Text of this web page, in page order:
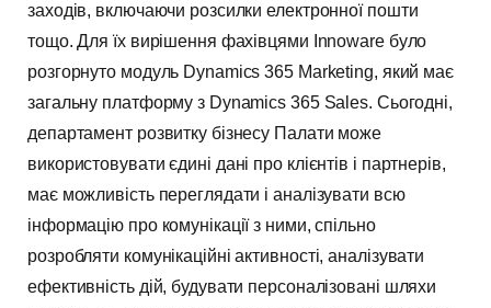
заходів, включаючи розсилки електронної пошти
тощо. Для їх вирішення фахівцями Innoware було
розгорнуто модуль Dynamics 365 Marketing, який має
загальну платформу з Dynamics 365 Sales. Сьогодні,
департамент розвитку бізнесу Палати може
використовувати єдині дані про клієнтів і партнерів,
має можливість переглядати і аналізувати всю
інформацію про комунікації з ними, спільно
розробляти комунікаційні активності, аналізувати
ефективність дій, будувати персоналізовані шляхи